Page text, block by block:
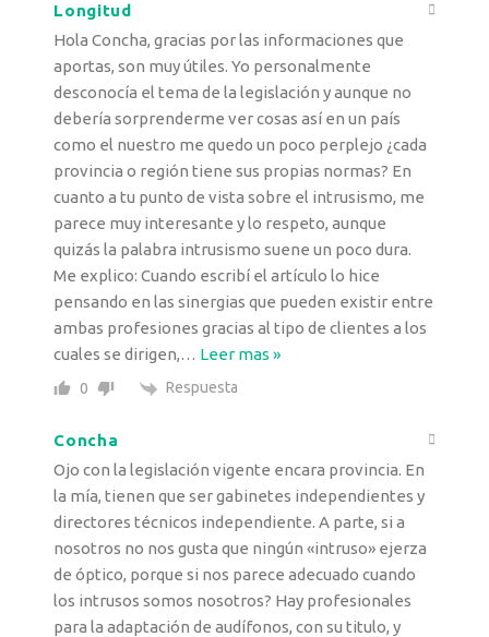
Longitud
Hola Concha, gracias por las informaciones que
aportas, son muy útiles. Yo personalmente
desconocía el tema de la legislación y aunque no
debería sorprenderme ver cosas así en un país
como el nuestro me quedo un poco perplejo ¿cada
provincia o región tiene sus propias normas? En
cuanto a tu punto de vista sobre el intrusismo, me
parece muy interesante y lo respeto, aunque
quizás la palabra intrusismo suene un poco dura.
Me explico: Cuando escribí el artículo lo hice
pensando en las sinergias que pueden existir entre
ambas profesiones gracias al tipo de clientes a los
cuales se dirigen,… Leer mas »
0 Respuesta
Concha
Ojo con la legislación vigente encara provincia. En
la mía, tienen que ser gabinetes independientes y
directores técnicos independiente. A parte, si a
nosotros no nos gusta que ningún «intruso» ejerza
de óptico, porque si nos parece adecuado cuando
los intrusos somos nosotros? Hay profesionales
para la adaptación de audífonos, con su titulo, y